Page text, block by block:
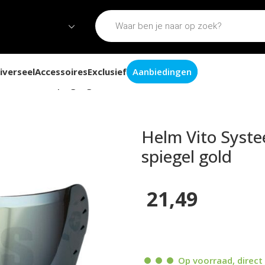
AccessoiresExclusief Aanbiedingen
Helm Vito
spiegel gold
21,49
Op voorraad,